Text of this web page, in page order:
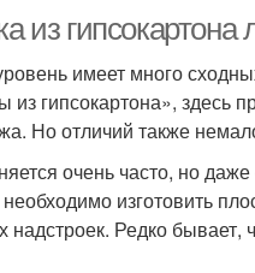
из
имеет много
гипсокартона», здесь
Но отличий также
очень часто, но
изготовить
Редко бывает,